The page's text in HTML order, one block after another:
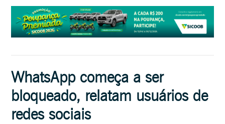
WhatsApp começa a ser
bloqueado, relatam usuários de
redes sociais